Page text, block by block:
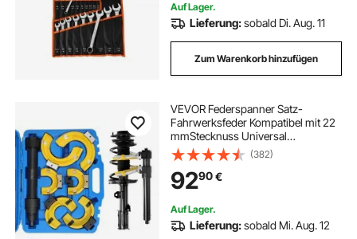
Auf Lager.
Lieferung:sobald Di. Aug. 11
Zum Warenkorb hinzufügen
VEVOR Federspanner Satz-
Fahrwerksfeder Kompatibel mit 22
mmStecknuss Universal
Federspanner 4500kg Tragfähigkeit
KFZ Auto Profi Feder Spanner
Stoßdämpfer Werkzeug Federbeine
(382)
9290€
Auf Lager.
Lieferung:sobald Mi. Aug. 12